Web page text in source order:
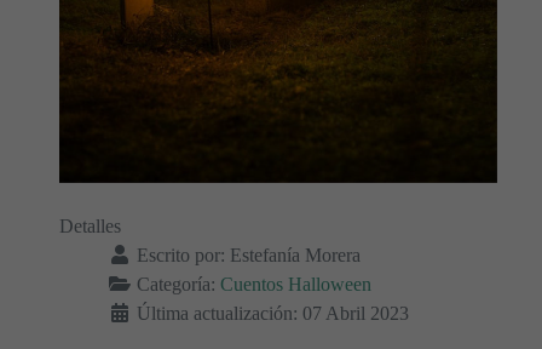
Detalles
Escrito por: Estefanía Morera
Categoría: Cuentos Halloween
Última actualización: 07 Abril 2023